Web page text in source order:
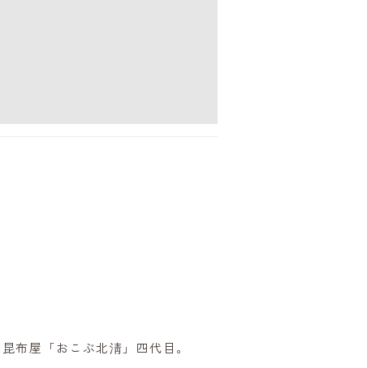
布屋「おこぶ北淸」四代目。